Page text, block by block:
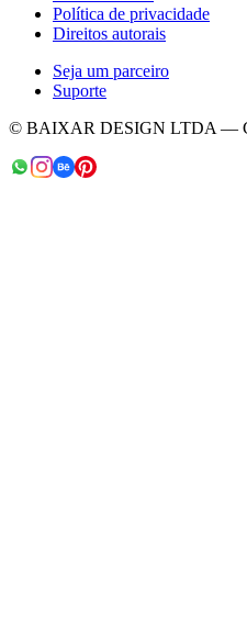
Política de privacidade
Direitos autorais
Seja um parceiro
Suporte
© BAIXAR DESIGN LTDA —